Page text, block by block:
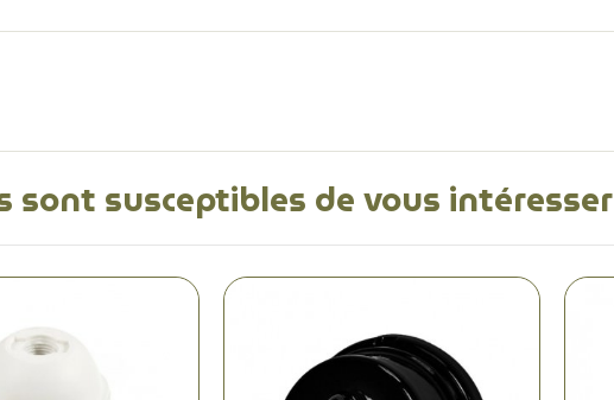
sont susceptibles de vous intéresser